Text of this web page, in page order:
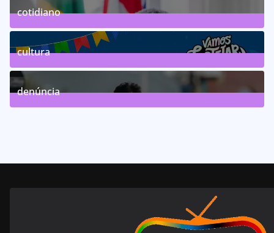
cotidiano
46Posts
cultura
63Posts
denúncia